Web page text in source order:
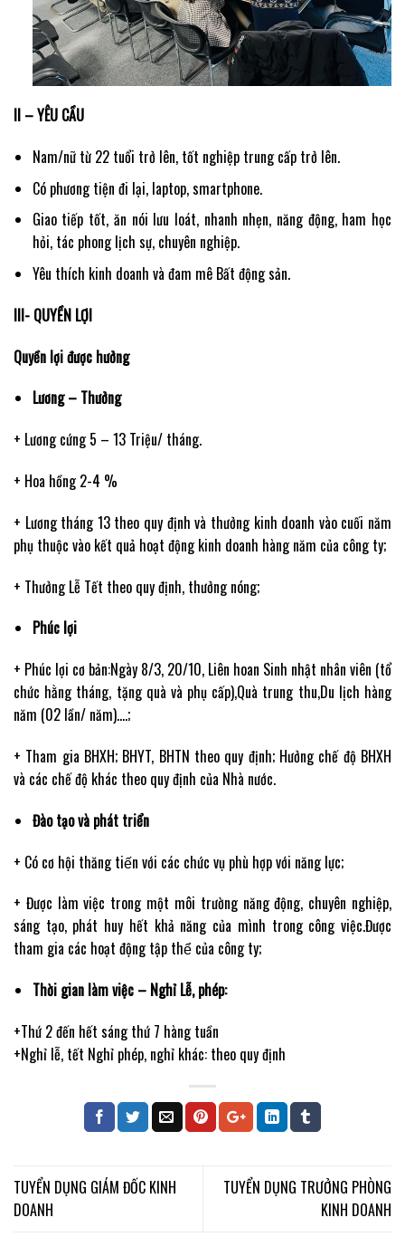
II – YÊU CẦU
Nam/nữ từ 22 tuổi trở lên, tốt nghiệp trung cấp trở lên.
Có phương tiện đi lại, laptop, smartphone.
Giao tiếp tốt, ăn nói lưu loát, nhanh nhẹn, năng động, ham học
hỏi, tác phong lịch sự, chuyên nghiệp.
Yêu thích kinh doanh và đam mê Bất động sản.
III- QUYỀN LỢI
Quyền lợi được hưởng
Lương – Thưởng
+ Lương cứng 5 – 13 Triệu/ tháng.
+ Hoa hồng 2-4 %
+ Lương tháng 13 theo quy định và thưởng kinh doanh vào cuối năm
phụ thuộc vào kết quả hoạt động kinh doanh hàng năm của công ty;
+ Thưởng Lễ Tết theo quy định, thưởng nóng;
Phúc lợi
+ Phúc lợi cơ bản:Ngày 8/3, 20/10, Liên hoan Sinh nhật nhân viên (tổ
chức hằng tháng, tặng quà và phụ cấp),Quà trung thu,Du lịch hàng
năm (02 lần/ năm)….;
+ Tham gia BHXH; BHYT, BHTN theo quy định; Hưởng chế độ BHXH
và các chế độ khác theo quy định của Nhà nước.
Đào tạo và phát triển
+ Có cơ hội thăng tiến với các chức vụ phù hợp với năng lực;
+ Được làm việc trong một môi trường năng động, chuyên nghiệp,
sáng tạo, phát huy hết khả năng của mình trong công việc.Được
tham gia các hoạt động tập thể của công ty;
Thời gian làm việc – Nghỉ Lễ, phép:
+Thứ 2 đến hết sáng thứ 7 hàng tuần
+Nghỉ lễ, tết Nghỉ phép, nghỉ khác: theo quy định
TUYỂN DỤNG GIÁM ĐỐC KINH
DOANH
TUYỂN DỤNG TRƯỞNG PHÒNG
KINH DOANH